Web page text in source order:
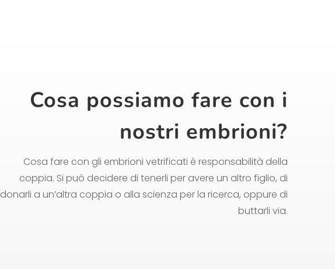
Cosa possiamo fare con i
nostri embrioni?
Cosa fare con gli embrioni vetrificati è responsabilità della
coppia. Si può decidere di tenerli per avere un altro figlio, di
donarli a un’altra coppia o alla scienza per la ricerca, oppure di
buttarli via.